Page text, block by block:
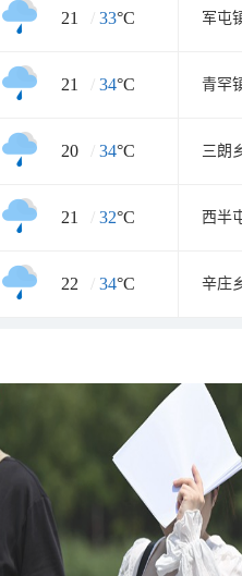
21 / 33°C 军屯
21 / 34°C 青罕
20 / 34°C 三朗
21 / 32°C 西半
22 / 34°C 辛庄